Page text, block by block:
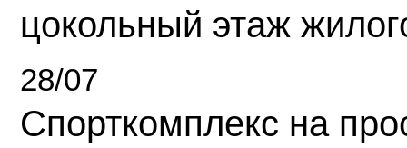
цокольный этаж
28/07
Спорткомплекс на